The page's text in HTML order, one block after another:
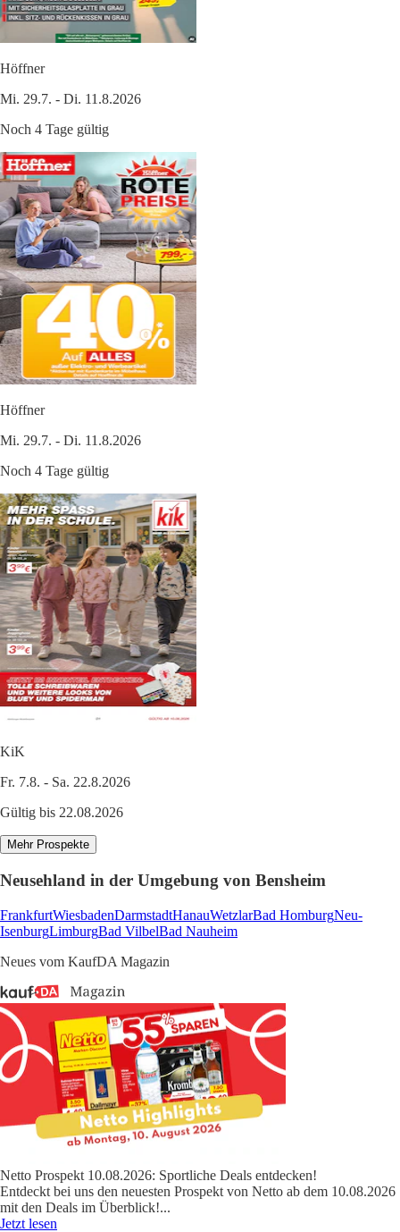
Höffner
Mi. 29.7. - Di. 11.8.2026
Noch 4 Tage gültig
Höffner
Mi. 29.7. - Di. 11.8.2026
Noch 4 Tage gültig
KiK
Fr. 7.8. - Sa. 22.8.2026
Gültig bis 22.08.2026
Mehr Prospekte
Neusehland in der Umgebung von Bensheim
FrankfurtWiesbadenDarmstadtHanauWetzlarBad HomburgNeu-
IsenburgLimburgBad VilbelBad Nauheim
Neues vom KaufDA Magazin
Netto Prospekt 10.08.2026: Sportliche Deals entdecken!
Entdeckt bei uns den neuesten Prospekt von Netto ab dem 10.08.2026
mit den Deals im Überblick!...
Jetzt lesen